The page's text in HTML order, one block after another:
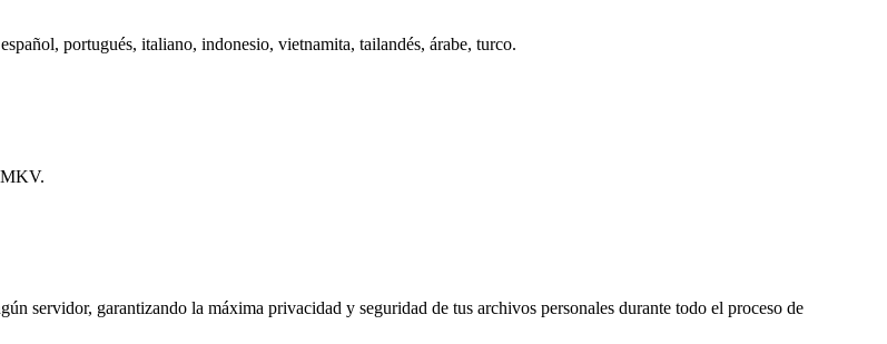
portugués, italiano, indonesio, vietnamita, tailandés, árabe, turco.
servidor, garantizando la máxima privacidad y seguridad de tus archivos personales durante todo el proceso de